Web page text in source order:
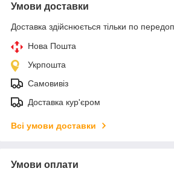
Умови доставки
Доставка здійснюється тільки по
Нова Пошта
Укрпошта
Самовивіз
Доставка кур'єром
Всі умови доставки
Умови оплати